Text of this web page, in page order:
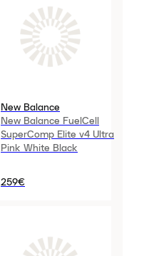
New Balance
New Balance FuelCell
SuperComp Elite v4 Ultra
Pink White Black
259€